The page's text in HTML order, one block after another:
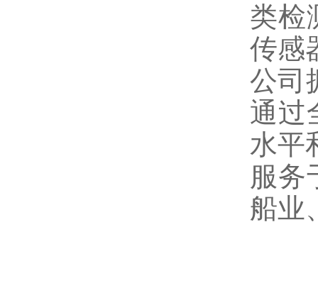
类检
传感
公司
通过
水平
服务
船业